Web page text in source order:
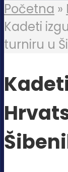
Početna »
Kadeti
turniru u